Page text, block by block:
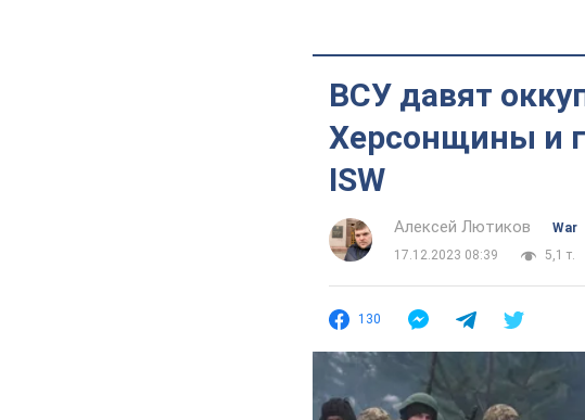
ВСУ давят
Херсонщины и
ISW
Алексей Лютиков
War
17.12.2023 08:39
5,1 т.
130